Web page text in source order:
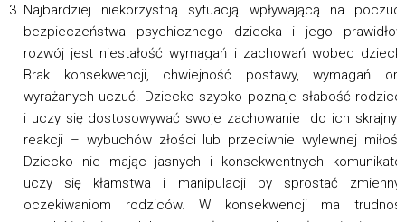
Najbardziej niekorzystną sytuacją wpływającą na
bezpieczeństwa psychicznego dziecka i jego
rozwój jest niestałość wymagań i zachowań wobec
Brak konsekwencji, chwiejność postawy, wymagań
wyrażanych uczuć. Dziecko szybko poznaje słabość
i uczy się dostosowywać swoje zachowanie do ich
reakcji – wybuchów złości lub przeciwnie wylewnej
Dziecko nie mając jasnych i konsekwentnych
uczy się kłamstwa i manipulacji by sprostać
oczekiwaniom rodziców. W konsekwencji ma